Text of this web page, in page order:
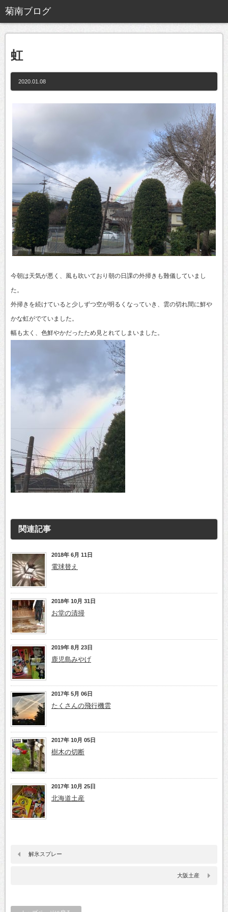
虹
2020.01.08
今朝は天気が悪く、風も吹いており朝の日課の外掃きも難儀していまし
た。
外掃きを続けていると少しずつ空が明るくなっていき、雲の切れ間に鮮や
かな虹がでていました。
幅も太く、色鮮やかだったため見とれてしまいました。
関連記事
2018年 6月 11日
電球替え
2018年 10月 31日
お堂の清掃
2019年 8月 23日
鹿児島みやげ
2017年 5月 06日
たくさんの飛行機雲
2017年 10月 05日
樹木の切断
2017年 10月 25日
北海道土産
解氷スプレー
大阪土産